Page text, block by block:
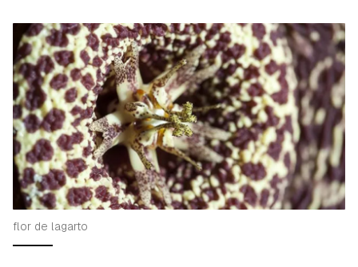
flor de lagarto